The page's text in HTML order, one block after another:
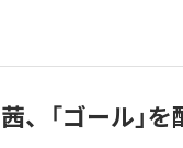
茜、「ゴール」